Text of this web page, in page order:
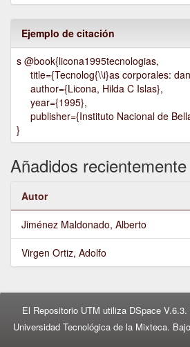
Ejemplo de citación
s @book{licona1995tecnologias,
title={Tecnolog{\\i}as corporales:
author={Licona, Hilda C Islas},
year={1995},
publisher={Instituto Nacional de
}
Añadidos recientemente
Autor
Jiménez Maldonado, Alberto
Virgen Ortiz, Adolfo
El Repositorio UTM utiliza DSpace
Universidad Tecnológica de la Mixteca.